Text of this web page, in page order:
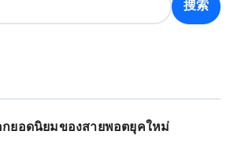
搜索
กยอดนิยมของสายพอตยุคใหม่